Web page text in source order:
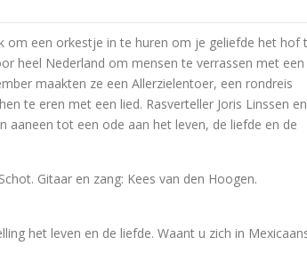
om een orkestje in te huren om je geliefde het hof
heel Nederland om mensen te verrassen met een
maakten ze een Allerzielentoer, een rondreis
te eren met een lied. Rasverteller Joris Linssen en
aaneen tot een ode aan het leven, de liefde en de
Gitaar en zang: Kees van den Hoogen.
het leven en de liefde. Waant u zich in